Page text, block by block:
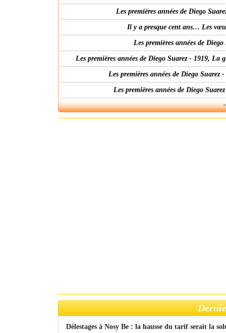
Les premières années de Diego
Il y a presque cent ans… Les
Les premières années de
Les premières années de Diego Suarez - 1919,
Les premières années de Diego
Les premières années de Diego
Délestages à Nosy Be : la hausse du tarif serait la